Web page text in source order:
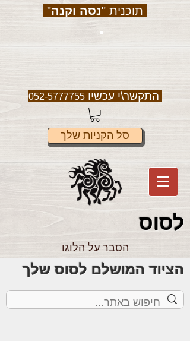
תוכנית "נסה וקנה"
התקשר\י עכשיו052-5777755
סל הקניות שלך
לסוס
הסבר על הלוגו
הציוד המושלם לסוס שלך